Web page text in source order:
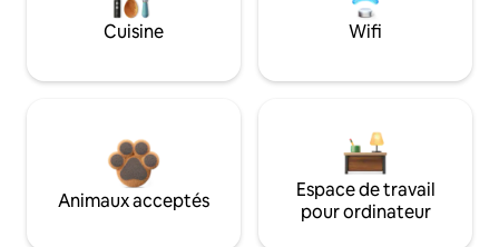
Cuisine Wifi
Animaux acceptés
Espace de travail
pour ordinateur